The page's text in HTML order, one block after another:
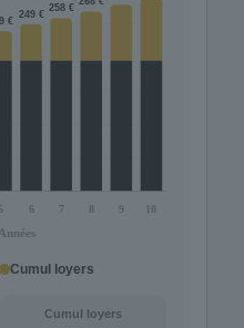
Cumul loyers
Cumul loyers